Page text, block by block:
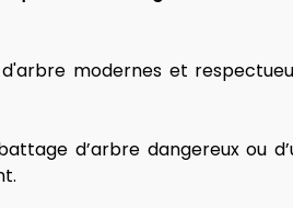
modernes et
d’arbre dangereux ou